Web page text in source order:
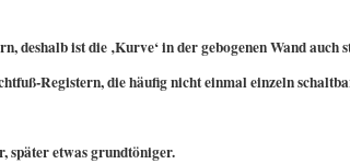
deshalb ist die ‚Kurve‘ in der gebogenen Wand auch
Registern, die häufig nicht einmal einzeln
später etwas grundtöniger.